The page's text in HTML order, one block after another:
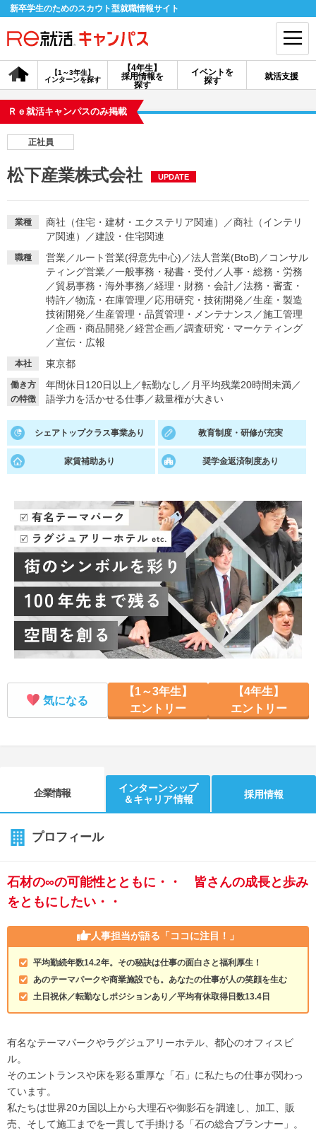
新卒学生のためのスカウト型就職情報サイト
【4年生】
採用情報を
探す
【1～3年生】
インターンを探す
イベントを
探す
就活支援
会員登録 ログイン
探す
イベントを探す スカウト お知らせ
就活ノウハウ・サポート
就活支援
就活ノウハウが満載！
適職診断 就活チャンネル
就活ニュースペーパー
就活時事ニュースを更新
よくある質問
不明点があればこちら
Ｒｅ就活キャンパスのみ掲載
正社員
松下産業株式会社 UPDATE
業種 商社（住宅・建材・エクステリア関連） ／商社（インテリ
ア関連）
／建設・住宅関連
職種 営業／ ルート営業(得意先中心) ／法人営業(BtoB) ／ コンサル
ティング営業／一般事務・秘書・受付／ 人事・総務・労務
／貿易事務・海外事務 ／経理・財務・会計／法務・審査・
特許／物流・在庫管理 ／応用研究・技術開発 ／生産・製造
技術開発 ／生産管理・品質管理・メンテナンス ／施工管理
／企画・商品開発 ／経営企画／調査研究・マーケティング
／宣伝・広報
本社 東京都
働き方
の特徴
年間休日120日以上 ／転勤なし ／ 月平均残業20時間未満／
語学力を活かせる仕事／裁量権が大きい
シェアトップクラス事業あり 教育制度・研修が充実
家賃補助あり 奨学金返済制度あり
気になる
【1～3年生】
エントリー
【4年生】
エントリー
企業情報
インターンシップ
＆キャリア情報
採用情報
プロフィール
石材の∞の可能性とともに・・ 皆さんの成長と歩み
をともにしたい・・
人事担当が語る 「ココに注目！」
平均勤続年数14.2年。その秘訣は仕事の面白さと福利厚生！
あのテーマパークや商業施設でも。あなたの仕事が人の笑顔を生む
土日祝休／転勤なしポジションあり／平均有休取得日数13.4日
有名なテーマパークやラグジュアリーホテル、都心のオフィスビ
ル。
そのエントランスや床を彩る重厚な「石」に私たちの仕事が関わっ
ています。
私たちは世界20カ国以上から大理石や御影石を調達し、加工、販
売、そして施工までを一貫して手掛ける「石の総合プランナー」。